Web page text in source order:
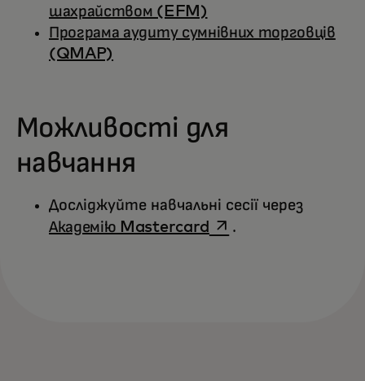
шахрайством (EFM)
Програма аудиту сумнівних торговців
(QMAP)
Можливості для
навчання
Досліджуйте навчальні сесії через
Академію Mastercardopens in a new tab
.